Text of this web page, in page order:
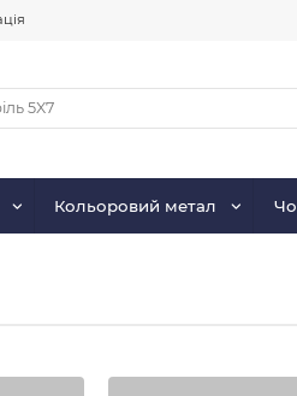
Кольоровий метал